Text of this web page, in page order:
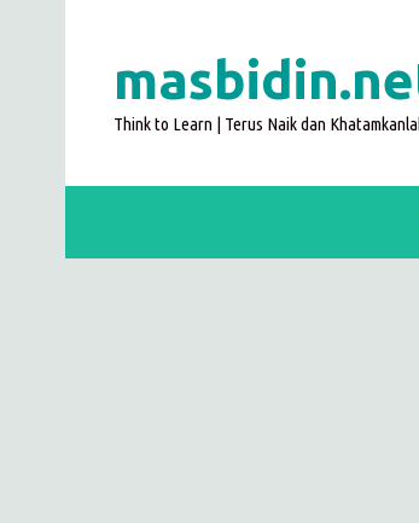
Think to Learn | Terus Naik dan